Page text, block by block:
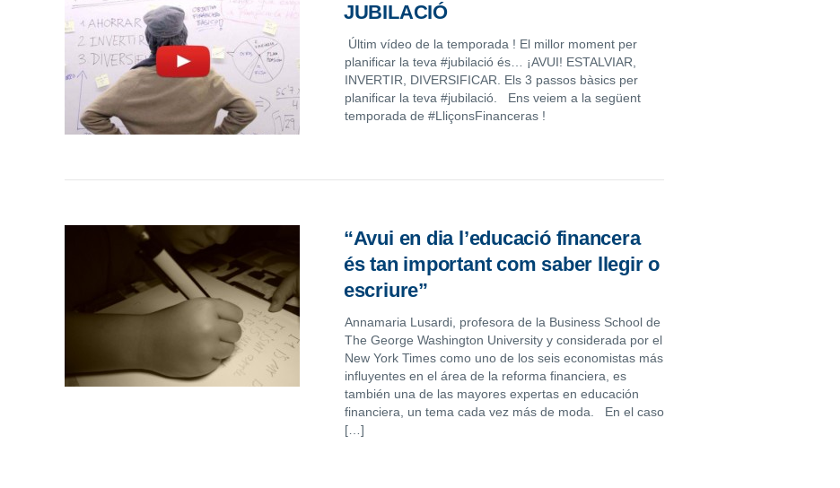
JUBILACIÓ
Últim vídeo de la temporada ! El millor moment per
planificar la teva #jubilació és… ¡AVUI! ESTALVIAR,
INVERTIR, DIVERSIFICAR. Els 3 passos bàsics per
planificar la teva #jubilació. Ens veiem a la següent
temporada de #LliçonsFinanceras !
“Avui en dia l’educació financera
és tan important com saber llegir o
escriure”
Annamaria Lusardi, profesora de la Business School de
The George Washington University y considerada por el
New York Times como uno de los seis economistas más
influyentes en el área de la reforma financiera, es
también una de las mayores expertas en educación
financiera, un tema cada vez más de moda. En el caso
[…]